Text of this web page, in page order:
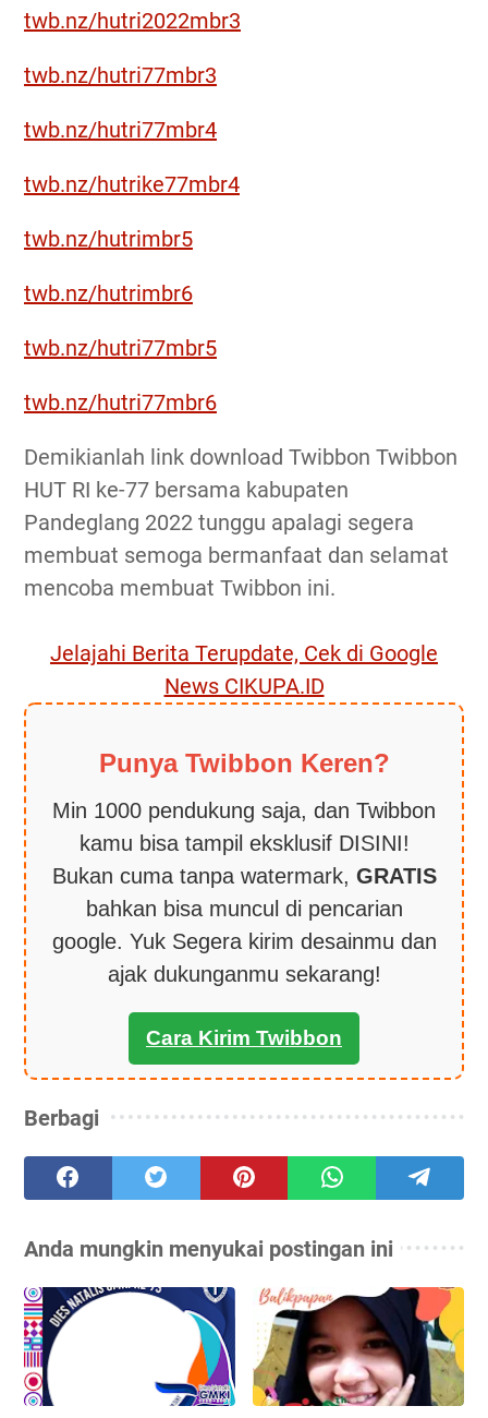
twb.nz/hutri2022mbr3
twb.nz/hutri77mbr3
twb.nz/hutri77mbr4
twb.nz/hutrike77mbr4
twb.nz/hutrimbr5
twb.nz/hutrimbr6
twb.nz/hutri77mbr5
twb.nz/hutri77mbr6
Demikianlah link download Twibbon Twibbon
HUT RI ke-77 bersama kabupaten
Pandeglang 2022 tunggu apalagi segera
membuat semoga bermanfaat dan selamat
mencoba membuat Twibbon ini.
Jelajahi Berita Terupdate, Cek di Google
News CIKUPA.ID
Punya Twibbon Keren?
Min 1000 pendukung saja, dan Twibbon
kamu bisa tampil eksklusif DISINI!
Bukan cuma tanpa watermark, GRATIS
bahkan bisa muncul di pencarian
google. Yuk Segera kirim desainmu dan
ajak dukunganmu sekarang!
Cara Kirim Twibbon
Berbagi
Anda mungkin menyukai postingan ini